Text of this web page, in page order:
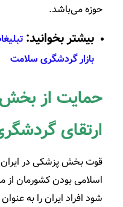
حوزه می‌باشد.
بیشتر بخوانید:
بازار گردشگری سلامت
حمایت از
ارتقای
قوت بخش پزشکی در
اسلامی بودن کشورمان
شود افراد ایران را به